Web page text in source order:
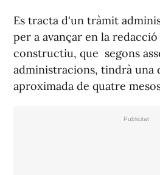
Es tracta d'un tràmit
per a avançar en la
constructiu, que segons
administracions, tindrà una
aproximada de quatre